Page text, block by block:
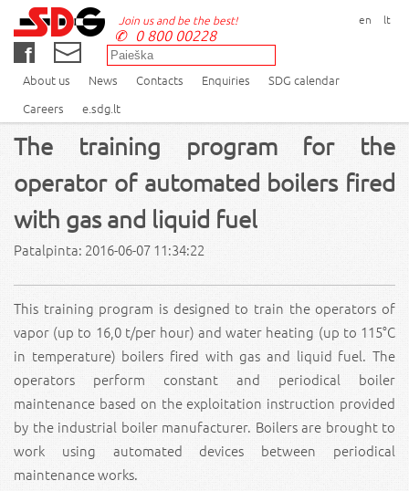
en lt
Join us and be the best!
0 800 00228
About us News Contacts Enquiries
SDG calendar
Careers
e.sdg.lt
The training program for the
operator of automated boilers fired
with gas and liquid fuel
Patalpinta: 2016-06-07 11:34:22
This training program is designed to train the operators of
vapor (up to 16,0 t/per hour) and water heating (up to 115°C
in temperature) boilers fired with gas and liquid fuel. The
operators perform constant and periodical boiler
maintenance based on the exploitation instruction provided
by the industrial boiler manufacturer. Boilers are brought to
work using automated devices between periodical
maintenance works.